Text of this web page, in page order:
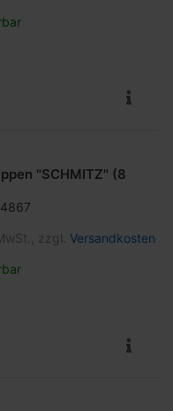
"SCHMITZ" (8
zzgl. Versandkosten